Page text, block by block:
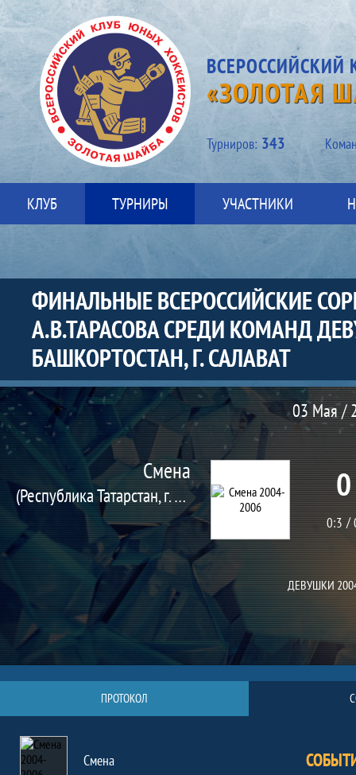
«ЗОЛОТАЯ
Турниров: 343
КЛУБ ТУРНИРЫ УЧАСТНИКИ
ФИНАЛЬНЫЕ ВСЕРОССИЙСКИЕ
А.В.ТАРАСОВА СРЕДИ КОМАНД
БАШКОРТОСТАН, Г. САЛАВАТ
Матч
03 Мая /
Смена
(Республика Татарстан, г. Казань)
0:3
ДЕВУШКИ
ПРОТОКОЛ
Смена